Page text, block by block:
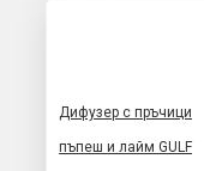
Дифузер с пръчици
пъпеш и лайм GULF